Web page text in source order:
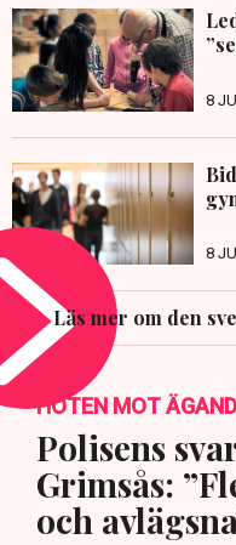
8
8
Läs mer om den
HOTEN MOT
Polisens
Grimsås:
och